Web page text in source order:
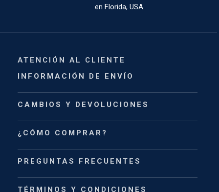
en Florida, USA.
ATENCIÓN AL CLIENTE
INFORMACIÓN DE ENVÍO
CAMBIOS Y DEVOLUCIONES
¿CÓMO COMPRAR?
PREGUNTAS FRECUENTES
TÉRMINOS Y CONDICIONES